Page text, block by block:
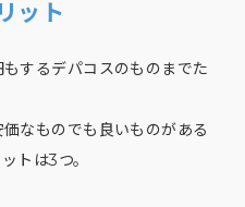
ット
するデパコスのものまでた
なものでも良いものがある
トは3つ。